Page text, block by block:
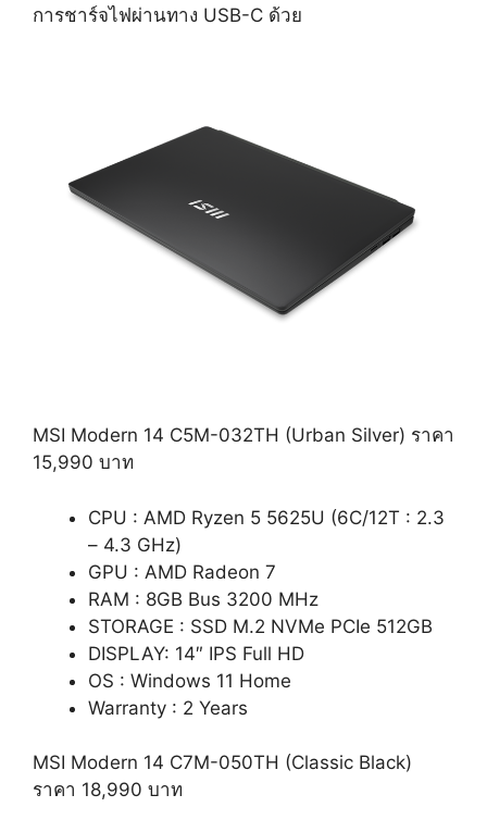
การชาร์จไฟผ่านทาง USB-C ด้วย
MSI Modern 14 C5M-032TH (Urban Silver) ราคา
15,990 บาท
CPU : AMD Ryzen 5 5625U (6C/12T : 2.3
– 4.3 GHz)
GPU : AMD Radeon 7
RAM : 8GB Bus 3200 MHz
STORAGE : SSD M.2 NVMe PCIe 512GB
DISPLAY: 14″ IPS Full HD
OS : Windows 11 Home
Warranty : 2 Years
MSI Modern 14 C7M-050TH (Classic Black)
ราคา 18,990 บาท